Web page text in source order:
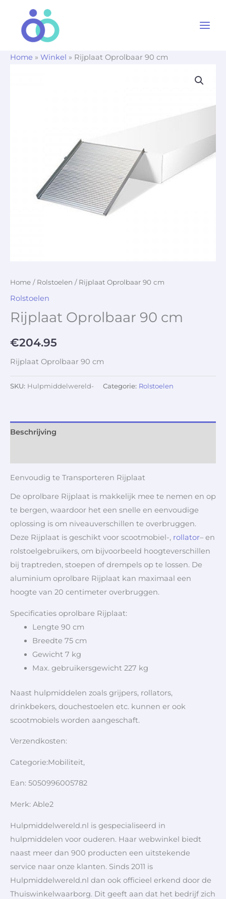
Home » Winkel » Rijplaat Oprolbaar 90 cm
Home / Rolstoelen / Rijplaat Oprolbaar 90 cm
Rolstoelen
Rijplaat Oprolbaar 90 cm
€204.95
Rijplaat Oprolbaar 90 cm
SKU: Hulpmiddelwereld- Categorie: Rolstoelen
Beschrijving
Eenvoudig te Transporteren Rijplaat
De oprolbare Rijplaat is makkelijk mee te nemen en op
te bergen, waardoor het een snelle en eenvoudige
oplossing is om niveauverschillen te overbruggen.
Deze Rijplaat is geschikt voor scootmobiel-, rollator– en
rolstoelgebruikers, om bijvoorbeeld hoogteverschillen
bij traptreden, stoepen of drempels op te lossen. De
aluminium oprolbare Rijplaat kan maximaal een
hoogte van 20 centimeter overbruggen.
Specificaties oprolbare Rijplaat:
Lengte 90 cm
Breedte 75 cm
Gewicht 7 kg
Max. gebruikersgewicht 227 kg
Naast hulpmiddelen zoals grijpers, rollators,
drinkbekers, douchestoelen etc. kunnen er ook
scootmobiels worden aangeschaft.
Verzendkosten:
Categorie:Mobiliteit,
Ean: 5050996005782
Merk: Able2
Hulpmiddelwereld.nl is gespecialiseerd in
hulpmiddelen voor ouderen. Haar webwinkel biedt
naast meer dan 900 producten een uitstekende
service naar onze klanten. Sinds 2011 is
Hulpmiddelwereld.nl dan ook officieel erkend door de
Thuiswinkelwaarborg. Dit geeft aan dat het bedrijf zich